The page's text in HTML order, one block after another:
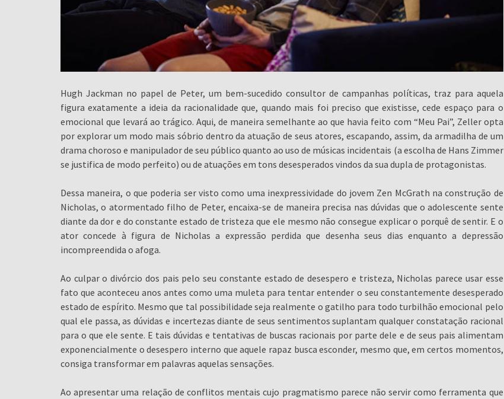
Hugh Jackman no papel de Peter, um bem-sucedido consultor de campanhas políticas, traz para aquela
figura exatamente a ideia da racionalidade que, quando mais foi preciso que existisse, cede espaço para o
emocional que levará ao trágico. Aqui, de maneira semelhante ao que havia feito com “Meu Pai”, Zeller opta
por explorar um modo mais sóbrio dentro da atuação de seus atores, escapando, assim, da armadilha de um
drama choroso e manipulador de seu público quanto ao uso de músicas incidentais (a escolha de Hans Zimmer
se justifica de modo perfeito) ou de atuações em tons desesperados vindos da sua dupla de protagonistas.
Dessa maneira, o que poderia ser visto como uma inexpressividade do jovem Zen McGrath na construção de
Nicholas, o atormentado filho de Peter, encaixa-se de maneira precisa nas dúvidas que o adolescente sente
diante da dor e do constante estado de tristeza que ele mesmo não consegue explicar o porquê de sentir. E o
ator concede à figura de Nicholas a expressão perdida que desenha seus dias enquanto a depressão
incompreendida o afoga.
Ao culpar o divórcio dos pais pelo seu constante estado de desespero e tristeza, Nicholas parece usar esse
fato que aconteceu anos antes como uma muleta para tentar entender o seu constantemente desesperado
estado de espírito. Mesmo que tal possibilidade seja realmente o gatilho para todo turbilhão emocional pelo
qual ele passa, as dúvidas e incertezas diante de seus sentimentos suplantam qualquer constatação racional
para o que ele sente. E tais dúvidas e tentativas de buscas racionais por parte dele e de seus pais alimentam
exponencialmente o desespero interno que aquele rapaz busca esconder, mesmo que, em certos momentos,
consiga transformar em palavras aquelas sensações.
Ao apresentar uma relação de conflitos mentais cujo pragmatismo parece não servir como ferramenta que